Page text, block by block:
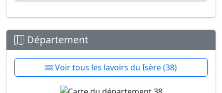
Département
Voir tous les lavoirs du Isère (38)